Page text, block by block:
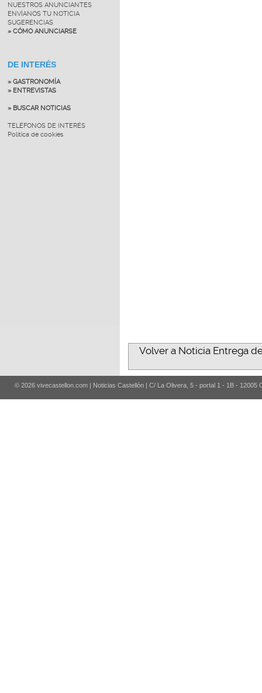
NUESTROS ANUNCIANTES
ENVÍANOS TU NOTICIA
SUGERENCIAS
» CÓMO ANUNCIARSE
DE INTERÉS
» GASTRONOMÍA
» ENTREVISTAS
» BUSCAR NOTICIAS
TELÉFONOS DE INTERÉS
Política de cookies
Volver a Noticia Entrega
© 2026 vivecastellon.com | Noticias Castellón | C/ La Olivera, 5 - portal 1 - 1B - 12005